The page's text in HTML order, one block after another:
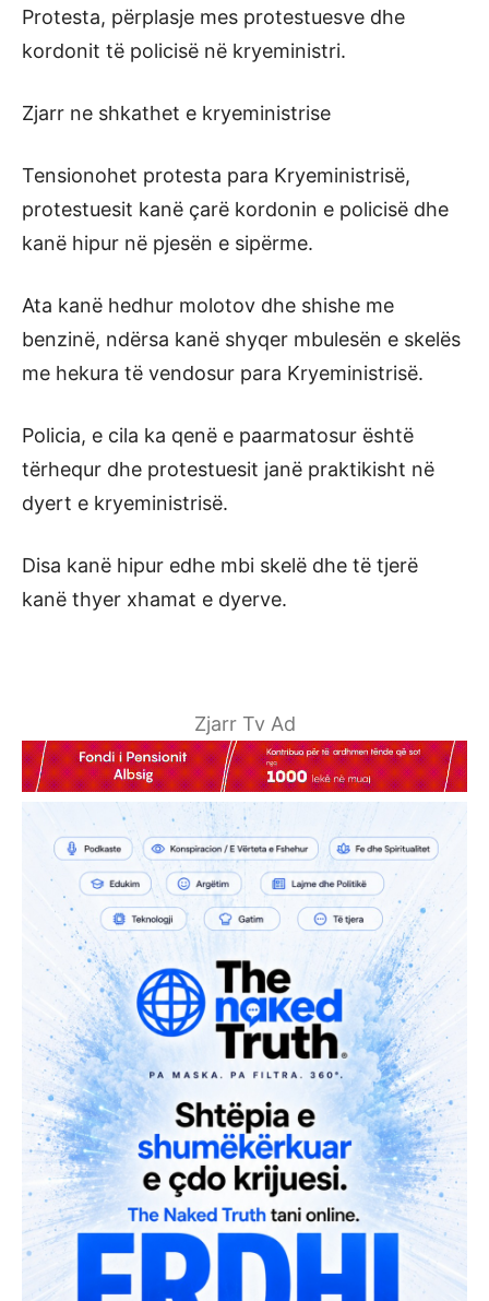
Protesta, përplasje mes protestuesve dhe
kordonit të policisë në kryeministri.
Zjarr ne shkathet e kryeministrise
Tensionohet protesta para Kryeministrisë,
protestuesit kanë çarë kordonin e policisë dhe
kanë hipur në pjesën e sipërme.
Ata kanë hedhur molotov dhe shishe me
benzinë, ndërsa kanë shyqer mbulesën e skelës
me hekura të vendosur para Kryeministrisë.
Policia, e cila ka qenë e paarmatosur është
tërhequr dhe protestuesit janë praktikisht në
dyert e kryeministrisë.
Disa kanë hipur edhe mbi skelë dhe të tjerë
kanë thyer xhamat e dyerve.
Zjarr Tv Ad